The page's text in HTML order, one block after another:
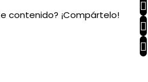
contenido? ¡Compártelo!